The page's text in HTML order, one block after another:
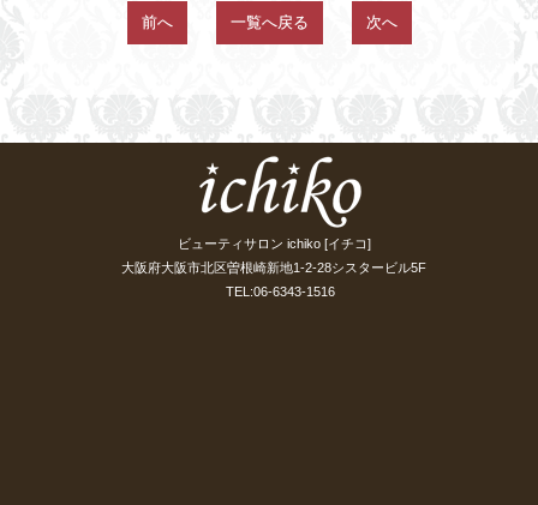
前へ 一覧へ戻る 次へ
ビューティサロン ichiko [イチコ]
大阪府大阪市北区曽根崎新地1-2-28シスタービル5F
TEL:06-6343-1516